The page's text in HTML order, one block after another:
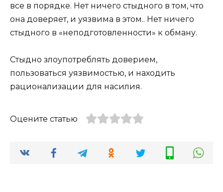
все в порядке. Нет ничего стыдного в том, что
она доверяет, и уязвима в этом.. Нет ничего
стыдного в «неподготовленности» к обману.
Стыдно злоупотреблять доверием,
пользоваться уязвимостью, и находить
рационализации для насилия.
Оцените статью